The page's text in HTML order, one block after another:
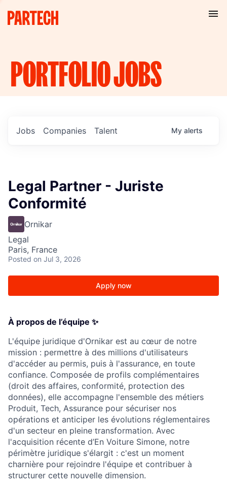
PORTFOLIOJOBS
Jobs Companies Talent My alerts
Legal Partner - Juriste
Conformité
Ornikar
Legal
Paris, France
Posted on Jul 3, 2026
Apply now
À propos de l’équipe ✨
L'équipe juridique d'Ornikar est au cœur de notre
mission : permettre à des millions d'utilisateurs
d'accéder au permis, puis à l'assurance, en toute
confiance. Composée de profils complémentaires
(droit des affaires, conformité, protection des
données), elle accompagne l'ensemble des métiers
Produit, Tech, Assurance pour sécuriser nos
opérations et anticiper les évolutions réglementaires
d'un secteur en pleine transformation. Avec
l'acquisition récente d’En Voiture Simone, notre
périmètre juridique s'élargit : c'est un moment
charnière pour rejoindre l'équipe et contribuer à
structurer cette nouvelle dimension.